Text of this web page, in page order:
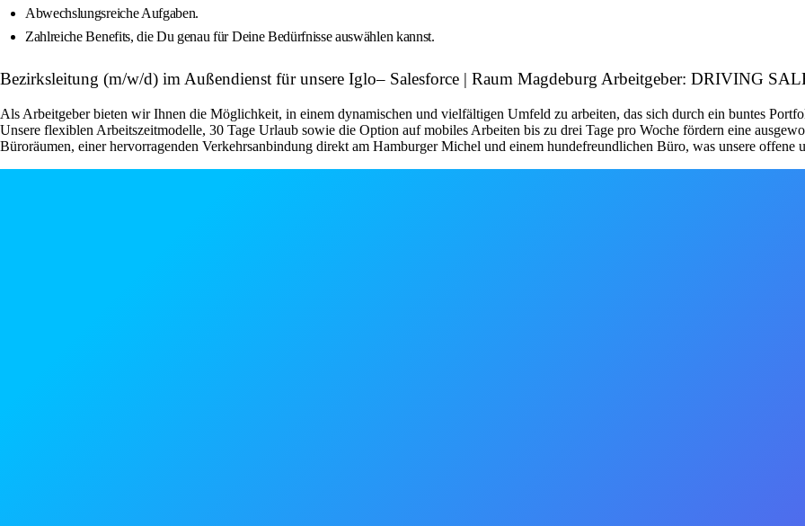
Abwechslungsreiche Aufgaben.
Zahlreiche Benefits, die Du genau für Deine Bedürfnisse auswählen kannst.
Bezirksleitung (m/w/d) im Außendienst für unsere Iglo– Salesforce | Raum Magdeburg Arbeitgeber: DRIVING
Als Arbeitgeber bieten wir Ihnen die Möglichkeit, in einem dynamischen und vielfältigen Umfeld zu arbeiten, das sich durch ein buntes
Unsere flexiblen Arbeitszeitmodelle, 30 Tage Urlaub sowie die Option auf mobiles Arbeiten bis zu drei Tage pro Woche fördern eine
Büroräumen, einer hervorragenden Verkehrsanbindung direkt am Hamburger Michel und einem hundefreundlichen Büro, was unsere offene